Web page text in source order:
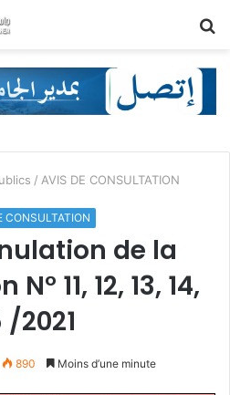
/ AVIS DE CONSULTATION
CONSULTATION
de la
11, 12, 13, 14,
/2021
890 Moins d’une minute